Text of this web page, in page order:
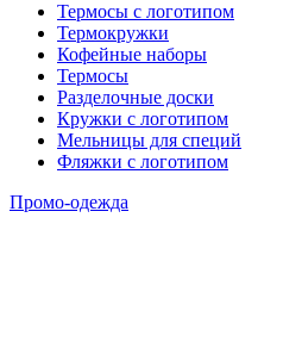
Термосы с логотипом
Термокружки
Кофейные наборы
Термосы
Разделочные доски
Кружки с логотипом
Мельницы для специй
Фляжки с логотипом
Промо-одежда